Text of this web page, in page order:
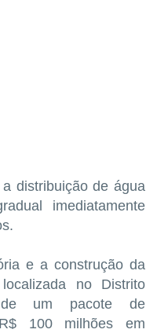
distribuição de água
imediatamente
e a construção da
no Distrito
de um pacote de
100 milhões em